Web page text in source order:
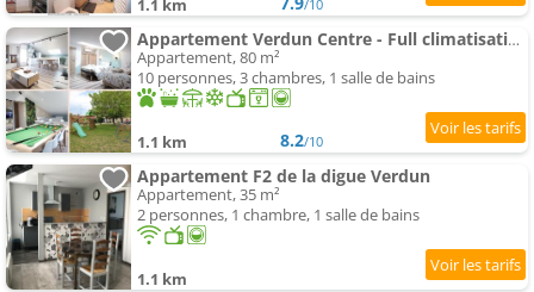
1.1 km /10
Appartement Verdun Centre - Full climatisation - 3 chambres - 7 couchages - - Parking Proche - Terr
Appartement, 80 m²
10 personnes, 3 chambres, 1 salle de bains
1.1 km 8.2/10
Appartement F2 de la digue Verdun
Appartement, 35 m²
2 personnes, 1 chambre, 1 salle de bains
1.1 km